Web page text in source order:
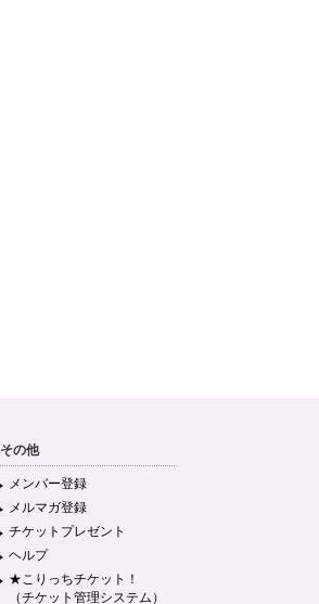
その他
メンバー登録
メルマガ登録
チケットプレゼント
ヘルプ
★こりっちチケット！
（チケット管理システム）